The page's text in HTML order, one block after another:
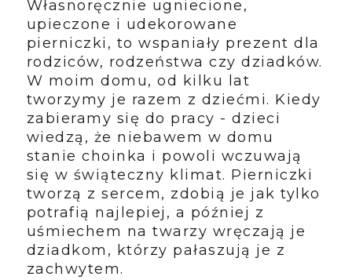
Własnoręcznie ugniecione,
upieczone i udekorowane
pierniczki, to wspaniały prezent dla
rodziców, rodzeństwa czy dziadków.
W moim domu, od kilku lat
tworzymy je razem z dziećmi. Kiedy
zabieramy się do pracy - dzieci
wiedzą, że niebawem w domu
stanie choinka i powoli wczuwają
się w świąteczny klimat. Pierniczki
tworzą z sercem, zdobią je jak tylko
potrafią najlepiej, a później z
uśmiechem na twarzy wręczają je
dziadkom, którzy pałaszują je z
zachwytem.